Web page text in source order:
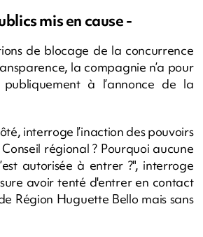
mis en cause -
de blocage de la concurrence
la compagnie n’a pour
publiquement à l’annonce de la
interroge l’inaction des pouvoirs
régional ? Pourquoi aucune
autorisée à entrer ?", interroge
avoir tenté d'entrer en contact
Région Huguette Bello mais sans